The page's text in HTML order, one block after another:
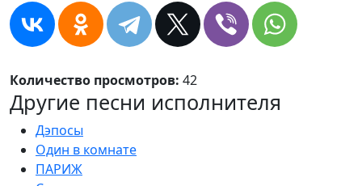
Количество просмотров: 42
Другие песни исполнителя
Дэпосы
Один в комнате
ПАРИЖ